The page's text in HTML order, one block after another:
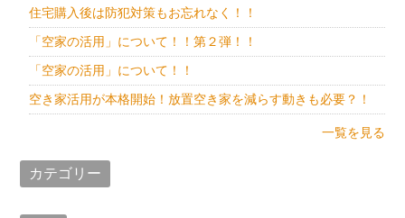
住宅購入後は防犯対策もお忘れなく！！
「空家の活用」について！！第２弾！！
「空家の活用」について！！
空き家活用が本格開始！放置空き家を減らす動きも必要？！
一覧を見る
カテゴリー